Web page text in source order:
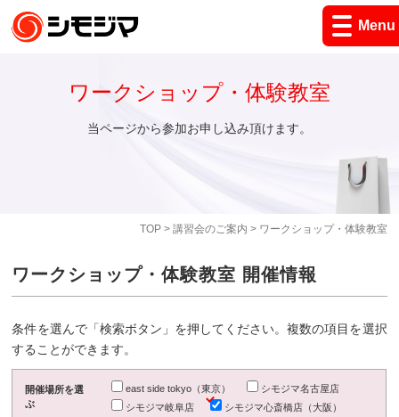
Menu
TOP> 講習会のご案内 > ワークショップ・体験教室
ワークショップ・体験教室
当ページから参加お申し込み頂けます。
ワークショップ・体験教室 開催情報
条件を選んで「検索ボタン」を押してください。複数の項目を選択
することができます。
開催場所を選
ぶ
east side tokyo（東京）
シモジマ名古屋店
シモジマ岐阜店
シモジマ心斎橋店（大阪）